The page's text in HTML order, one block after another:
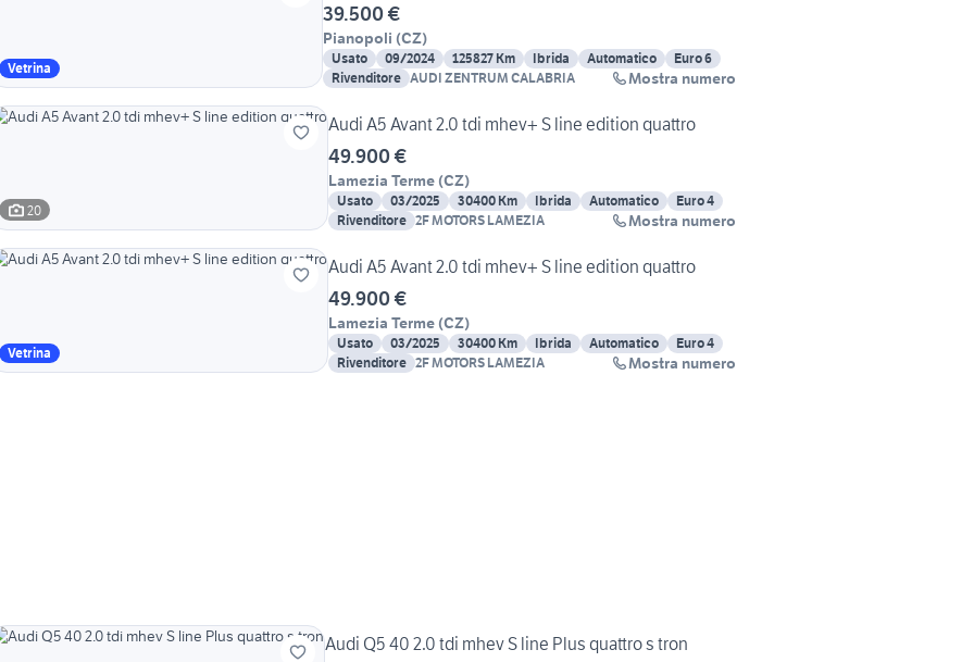
Vetrina
39.500 €
Pianopoli (CZ)
Usato 09/2024 125827 Km Ibrida Automatico
Euro 6
Rivenditore AUDI ZENTRUM CALABRIA Mostra numero
20
Audi A5 Avant 2.0 tdi mhev+ S line edition quattro
49.900 €
Lamezia Terme (CZ)
Usato 03/2025 30400 Km Ibrida Automatico
Euro 4
Rivenditore 2F MOTORS LAMEZIA Mostra numero
Vetrina
Audi A5 Avant 2.0 tdi mhev+ S line edition quattro
49.900 €
Lamezia Terme (CZ)
Usato 03/2025 30400 Km Ibrida Automatico
Euro 4
Rivenditore 2F MOTORS LAMEZIA Mostra numero
Audi Q5 40 2.0 tdi mhev S line Plus quattro s tron